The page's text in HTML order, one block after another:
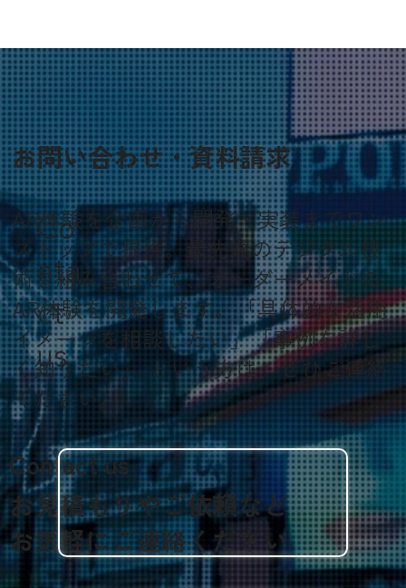
Co
nta
ct
us
お問い合わせ・資料請求
AR体験を企画から開発・実装までワン
ストップで提供。最先端のデジタル技
術を組み合わせて、オーダーメイドの
AR体験を開発します。「具体的な活用
イメージを相談したい」「事例を詳し
く知りたい」 という方は、ぜひご連絡
ください。
Contact us
お見積もりやご依頼など
​お気軽にご連絡ください